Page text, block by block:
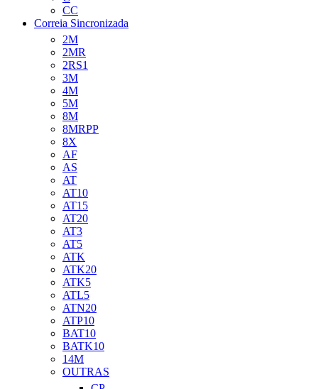
CC
Correia Sincronizada
2M
2MR
2RS1
3M
4M
5M
8M
8MRPP
8X
AF
AS
AT
AT10
AT15
AT20
AT3
AT5
ATK
ATK20
ATK5
ATL5
ATN20
ATP10
BAT10
BATK10
14M
OUTRAS